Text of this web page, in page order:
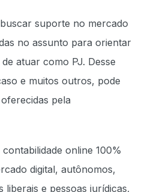
suporte no mercado
no assunto para orientar
atuar como PJ. Desse
e muitos outros, pode
pela
online 100%
digital, autônomos,
e pessoas jurídicas,